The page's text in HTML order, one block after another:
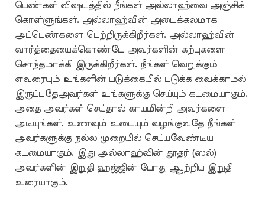
பெண்கள் விஷயத்தில் நீங்கள் அல்லாஹ்வை அஞ்சிக்
கொள்ளுங்கள். அல்லாஹ்வின் அடைக்கலமாக
அப்பெண்களை பெற்றிருக்கிறீர்கள். அல்லாஹ்வின்
வார்த்தையைக்கொண்டே அவர்களின் கற்புகளை
சொந்தமாக்கி இருக்கிறீர்கள். நீங்கள் வெறுக்கும்
எவரையும் உங்களின் படுக்கையில் படுக்க வைக்காமல்
இருப்பதேஅவர்கள் உங்களுக்கு செய்யும் கடமையாகும்.
அதை அவர்கள் செய்தால் காயமின்றி அவர்களை
அடியுங்கள். உணவும் உடையும் வழங்குவதே நீங்கள்
அவர்களுக்கு நல்ல முறையில் செய்யவேண்டிய
கடமையாகும். இது அல்லாஹ்வின் தூதர் (ஸல்)
அவர்களின் இறுதி ஹஜ்ஜின் போது ஆற்றிய இறுதி
உரையாகும்.